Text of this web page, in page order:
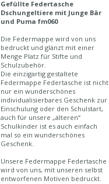
Gefüllte Federtasche
Dschungeltiere mit Junge Bär
und Puma fm060
Die Federmappe wird von uns
bedruckt und glänzt mit einer
Menge Platz für Stifte und
Schulzubehör.
Die einzigartig gestaltete
Federmappe Federtasche ist nicht
nur ein wunderschönes
individualisierbares Geschenk zur
Einschulung oder den Schulstart,
auch für unsere „älteren“
Schulkinder ist es auch einfach
mal so ein wunderschönes
Geschenk.
Unsere Federmappe Federtasche
wird von uns, mit unseren selbst
entworfenen Motiven bedruckt.